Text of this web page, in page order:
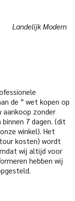
Landelijk Modern
de ” wet kopen op
aankoop zonder
7 dagen. (dit
winkel). Het
kosten) wordt
wij altijd voor
hebben wij